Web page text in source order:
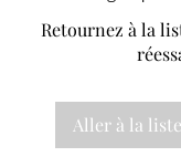
Retournez à la
Aller à la